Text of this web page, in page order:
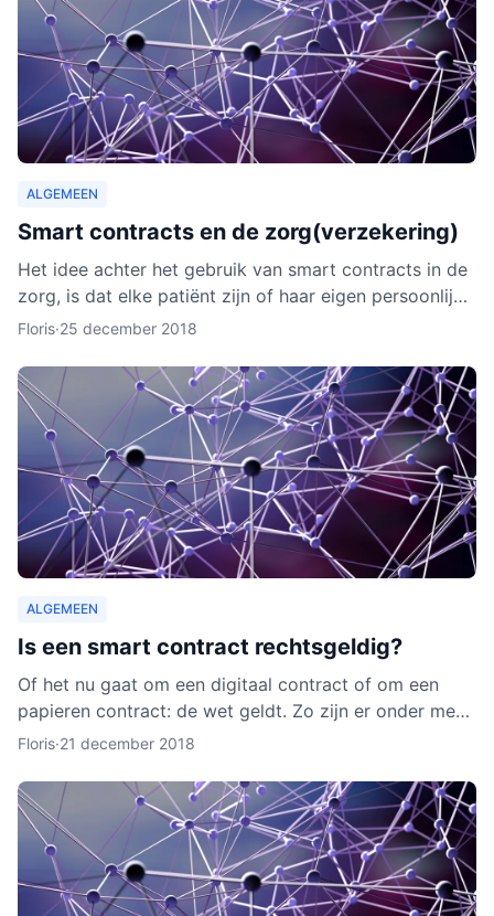
ALGEMEEN
Smart contracts en de zorg(verzekering)
Het idee achter het gebruik van smart contracts in de
zorg, is dat elke patiënt zijn of haar eigen persoonlijke
data vanaf ieder online apparaat kan inzien en b
Floris·25 december 2018
ALGEMEEN
Is een smart contract rechtsgeldig?
Of het nu gaat om een digitaal contract of om een
papieren contract: de wet geldt. Zo zijn er onder meer
regels over de privacy van de deelnemers aan het
Floris·21 december 2018